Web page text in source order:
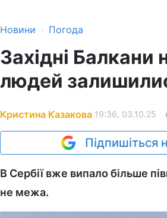
Новини › Погода
Західні Балкани
людей
Кристина Казакова 19:36, 03.10.25
Підпишіться
В Сербії вже випало більше
не межа.